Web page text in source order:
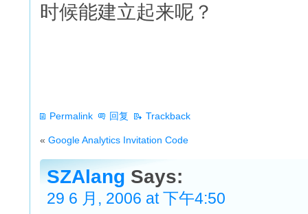
时候能建立起来呢？
Permalink 回复 Trackback
« Google Analytics Invitation Code
SZAlang Says:
29 6 月, 2006 at 下午4:50